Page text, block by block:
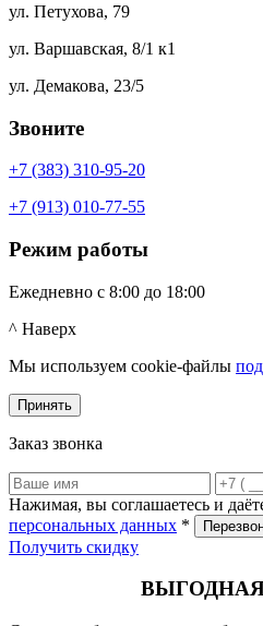
ул. Петухова, 79
ул. Варшавская, 8/1 к1
ул. Демакова, 23/5
Звоните
+7 (383) 310-95-20
+7 (913) 010-77-55
Режим работы
Ежедневно с 8:00 до 18:00
^ Наверх
Мы используем cookie-файлы
Принять
Заказ звонка
Нажимая, вы соглашаетесь и
персональных данных *
Получить скидку